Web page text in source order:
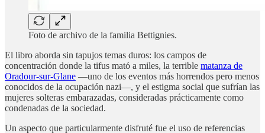
Foto de archivo de la familia Bettignies.
El libro aborda sin tapujos temas duros: los campos de
concentración donde la tifus mató a miles, la terrible matanza de
Oradour-sur-Glane —uno de los eventos más horrendos pero menos
conocidos de la ocupación nazi—, y el estigma social que sufrían las
mujeres solteras embarazadas, consideradas prácticamente como
condenadas de la sociedad.
Un aspecto que particularmente disfruté fue el uso de referencias